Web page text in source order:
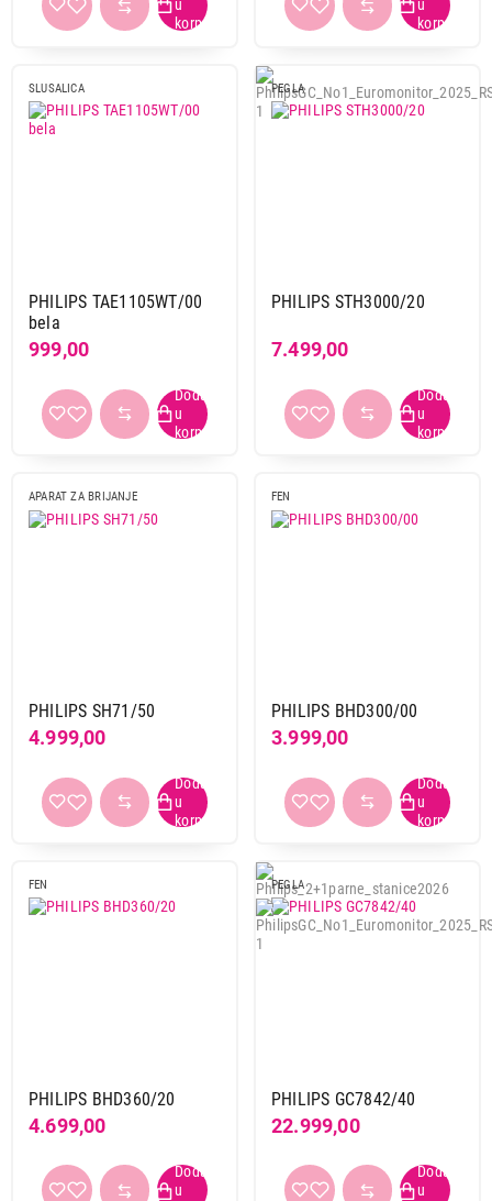
SLUSALICA
PHILIPS TAE1105WT/00
bela
999,00
PEGLA
PHILIPS STH3000/20
7.499,00
APARAT ZA BRIJANJE
PHILIPS SH71/50
4.999,00
FEN
PHILIPS BHD300/00
3.999,00
FEN
PHILIPS BHD360/20
4.699,00
PEGLA
PHILIPS GC7842/40
22.999,00